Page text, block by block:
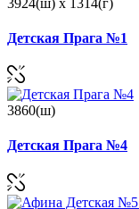
Детская Прага №1
3860(ш)
Детская Прага №4